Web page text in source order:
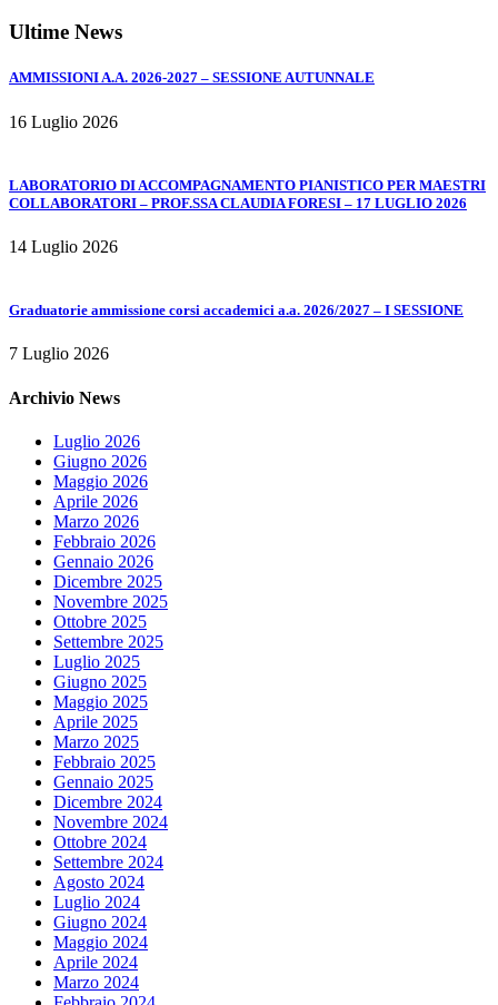
Ultime News
AMMISSIONI A.A. 2026-2027 – SESSIONE AUTUNNALE
16 Luglio 2026
LABORATORIO DI ACCOMPAGNAMENTO PIANISTICO PER MAESTRI
COLLABORATORI – PROF.SSA CLAUDIA FORESI – 17 LUGLIO 2026
14 Luglio 2026
Graduatorie ammissione corsi accademici a.a. 2026/2027 – I SESSIONE
7 Luglio 2026
Archivio News
Luglio 2026
Giugno 2026
Maggio 2026
Aprile 2026
Marzo 2026
Febbraio 2026
Gennaio 2026
Dicembre 2025
Novembre 2025
Ottobre 2025
Settembre 2025
Luglio 2025
Giugno 2025
Maggio 2025
Aprile 2025
Marzo 2025
Febbraio 2025
Gennaio 2025
Dicembre 2024
Novembre 2024
Ottobre 2024
Settembre 2024
Agosto 2024
Luglio 2024
Giugno 2024
Maggio 2024
Aprile 2024
Marzo 2024